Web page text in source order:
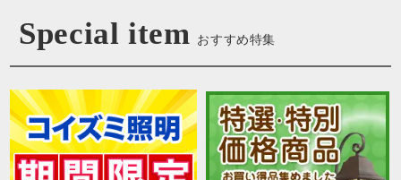
Special item おすすめ特集